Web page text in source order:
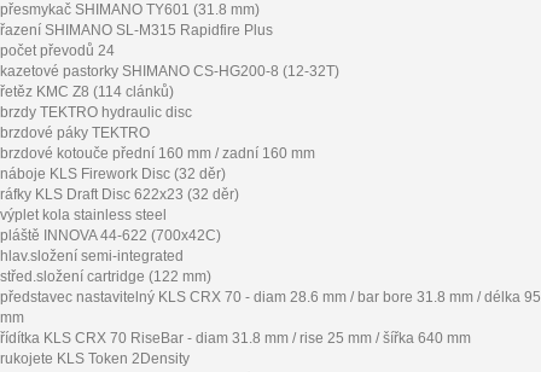
přesmykač SHIMANO TY601 (31.8 mm)
řazení SHIMANO SL-M315 Rapidfire Plus
počet převodů 24
kazetové pastorky SHIMANO CS-HG200-8 (12-32T)
řetěz KMC Z8 (114 clánků)
brzdy TEKTRO hydraulic disc
brzdové páky TEKTRO
brzdové kotouče přední 160 mm / zadní 160 mm
náboje KLS Firework Disc (32 děr)
ráfky KLS Draft Disc 622x23 (32 děr)
výplet kola stainless steel
pláště INNOVA 44-622 (700x42C)
hlav.složení semi-integrated
střed.složení cartridge (122 mm)
představec nastavitelný KLS CRX 70 - diam 28.6 mm / bar bore 31.8 mm / délka 95
mm
řídítka KLS CRX 70 RiseBar - diam 31.8 mm / rise 25 mm / šířka 640 mm
rukojete KLS Token 2Density